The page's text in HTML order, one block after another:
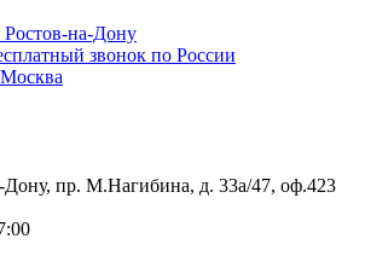
Ростов-на-Дону
звонок по России
Москва
Дону, пр. М.Нагибина, д. 33а/47, оф.423